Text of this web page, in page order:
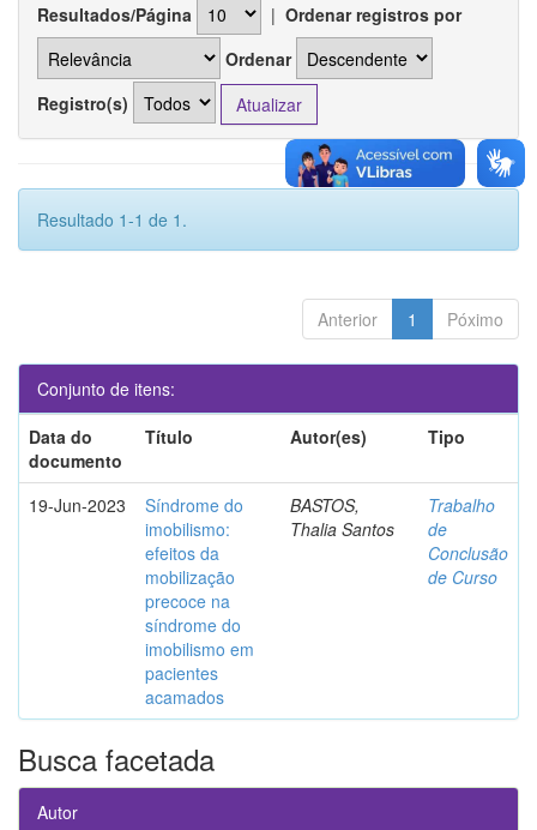
Resultados/Página | Ordenar registros por
Ordenar
Registro(s)
Resultado 1-1 de 1.
Anterior 1 Póximo
Conjunto de itens:
Data do
documento
Título Autor(es) Tipo
19-Jun-2023
Síndrome do
imobilismo:
efeitos da
mobilização
precoce na
síndrome do
imobilismo em
pacientes
acamados
BASTOS,
Thalia Santos
Trabalho
de
Conclusão
de Curso
Busca facetada
Autor